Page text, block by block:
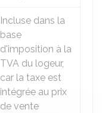
Incluse dans la
base
d'imposition à la
TVA du logeur,
car la taxe est
intégrée au prix
de vente